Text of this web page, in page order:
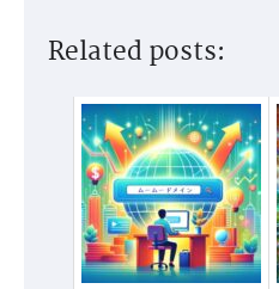
Related posts: